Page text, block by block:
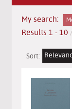
My search:
Results 1 - 10
Sort: